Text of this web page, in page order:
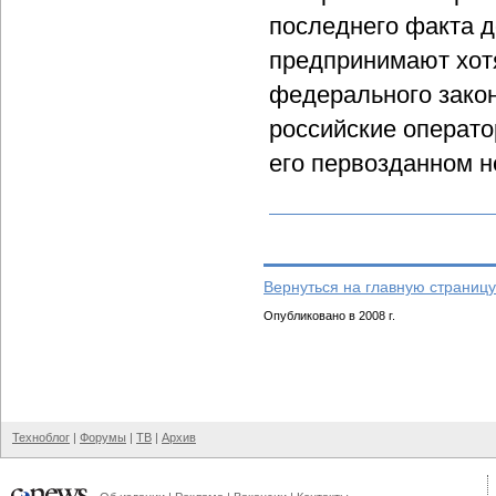
последнего факта
предпринимают
федерального
российские
его первозданном
Вернуться на главную
Опубликовано в 2008 г.
Техноблог | Форумы | ТВ | Архив